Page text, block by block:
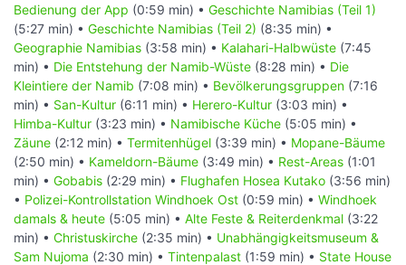
Bedienung der App (0:59 min) • Geschichte Namibias (Teil 1)
(5:27 min) • Geschichte Namibias (Teil 2) (8:35 min) •
Geographie Namibias (3:58 min) • Kalahari-Halbwüste (7:45
min) • Die Entstehung der Namib-Wüste (8:28 min) • Die
Kleintiere der Namib (7:08 min) • Bevölkerungsgruppen (7:16
min) • San-Kultur (6:11 min) • Herero-Kultur (3:03 min) •
Himba-Kultur (3:23 min) • Namibische Küche (5:05 min) •
Zäune (2:12 min) • Termitenhügel (3:39 min) • Mopane-Bäume
(2:50 min) • Kameldorn-Bäume (3:49 min) • Rest-Areas (1:01
min) • Gobabis (2:29 min) • Flughafen Hosea Kutako (3:56 min)
• Polizei-Kontrollstation Windhoek Ost (0:59 min) • Windhoek
damals & heute (5:05 min) • Alte Feste & Reiterdenkmal (3:22
min) • Christuskirche (2:35 min) • Unabhängigkeitsmuseum &
Sam Nujoma (2:30 min) • Tintenpalast (1:59 min) • State House